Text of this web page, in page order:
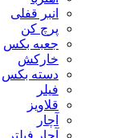
انبر قفلی
پرچ کن
جعبه بکس
خارکش
دسته بکس
فیلر
قلاویز
آچار